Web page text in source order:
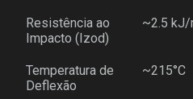
Resistência ao
Impacto (Izod)
~2.5 kJ/
Temperatura de
Deflexão
~215°C